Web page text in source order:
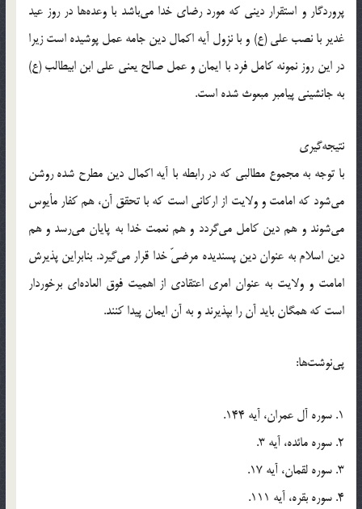
پروردگار و استقرار دينى كه مورد رضاى خدا مى‌باشد با وعده‌ها در روز عيد
غدير با نصب على (ع) و با نزول آيه اكمال دين جامه عمل پوشيده است زيرا
در اين روز نمونه كامل فرد با ايمان و عمل صالح يعنى على ابن ابيطالب (ع)
به جانشينى پيامبر مبعوث شده است.
نتيجه‌گيرى
با توجه به مجموع مطالبى كه در رابطه با آيه اكمال دين مطرح شده روشن
مى‌شود كه امامت و ولايت از اركانى است كه با تحقق آن، هم كفار مأيوس
مى‌شوند و هم دين كامل مى‌گردد و هم نعمت خدا به پايان مى‌رسد و هم
دين اسلام به عنوان دين پسنديده مرضىّ خدا قرار مى‌گيرد. بنابراين پذيرش
امامت و ولايت به عنوان امرى اعتقادى از اهميت فوق العاده‌اى برخوردار
است كه همگان بايد آن را بپذيرند و به آن ايمان پيدا كنند.
پي‌نوشت‌ها:
1. سوره آل عمران، آيه 144.
2. سوره مائده، آيه 3.
3. سوره لقمان، آيه 17.
4. سوره بقره، آيه 111.